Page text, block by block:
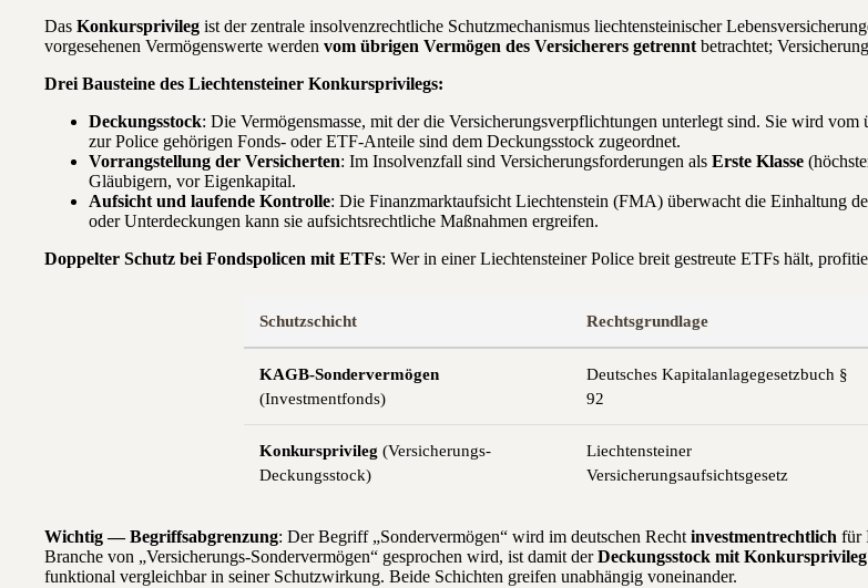
Das Konkursprivileg ist der zentrale insolvenzrechtliche Schutzmechanismus liechtensteinischer
vorgesehenen Vermögenswerte werden vom übrigen Vermögen des Versicherers getrenntbetrachtet;
Drei Bausteine des Liechtensteiner Konkursprivilegs:
Deckungsstock: Die Vermögensmasse, mit der die Versicherungsverpflichtungen unterlegt sind. Sie wird
zur Police gehörigen Fonds- oder ETF-Anteile sind dem Deckungsstock zugeordnet.
Vorrangstellung der Versicherten: Im Insolvenzfall sind Versicherungsforderungen als Erste Klasse
Gläubigern, vor Eigenkapital.
Aufsicht und laufende Kontrolle: Die Finanzmarktaufsicht Liechtenstein (FMA) überwacht die Einhaltung
oder Unterdeckungen kann sie aufsichtsrechtliche Maßnahmen ergreifen.
Doppelter Schutz bei Fondspolicen mit ETFs: Wer in einer Liechtensteiner Police breit gestreute ETFs hält,
Schutzschicht Rechtsgrundlage
KAGB-Sondervermögen
(Investmentfonds)
Deutsches Kapitalanlagegesetzbuch §
92
Konkursprivileg (Versicherungs-
Deckungsstock)
Liechtensteiner
Versicherungsaufsichtsgesetz
Wichtig — Begriffsabgrenzung: Der Begriff „Sondervermögen“ wird im deutschen Rechtinvestmentrechtlich für
Branche von „Versicherungs-Sondervermögen“ gesprochen wird, ist damit derDeckungsstock mit Konkursprivileg
funktional vergleichbar in seiner Schutzwirkung. Beide Schichten greifen unabhängig voneinander.